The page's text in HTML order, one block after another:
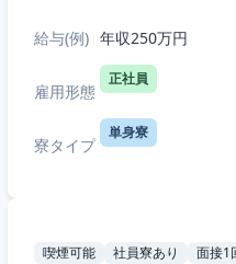
給与(例) 年収250万円
雇用形態
正社員
寮タイプ
単身寮
喫煙可能 社員寮あり 面接1